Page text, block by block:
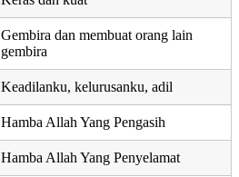
Gembira dan membuat orang lain
gembira
Keadilanku, kelurusanku, adil
Hamba Allah Yang Pengasih
Hamba Allah Yang Penyelamat